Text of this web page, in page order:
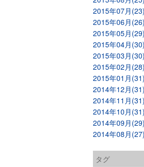
2015年07月(23)
2015年06月(26)
2015年05月(29)
2015年04月(30)
2015年03月(30)
2015年02月(28)
2015年01月(31)
2014年12月(31)
2014年11月(31)
2014年10月(31)
2014年09月(29)
2014年08月(27)
タグ